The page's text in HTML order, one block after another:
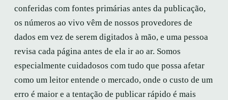
conferidas com fontes primárias antes da publicação,
os números ao vivo vêm de nossos provedores de
dados em vez de serem digitados à mão, e uma pessoa
revisa cada página antes de ela ir ao ar. Somos
especialmente cuidadosos com tudo que possa afetar
como um leitor entende o mercado, onde o custo de um
erro é maior e a tentação de publicar rápido é mais